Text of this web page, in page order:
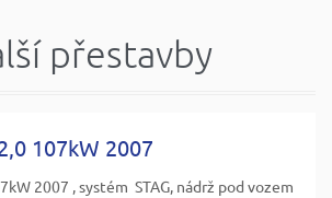
přestavby
107kW 2007
2007 , systém STAG, nádrž pod vozem